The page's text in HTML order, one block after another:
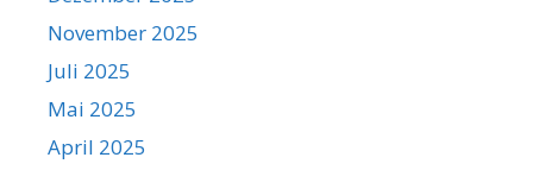
November 2025
Juli 2025
Mai 2025
April 2025